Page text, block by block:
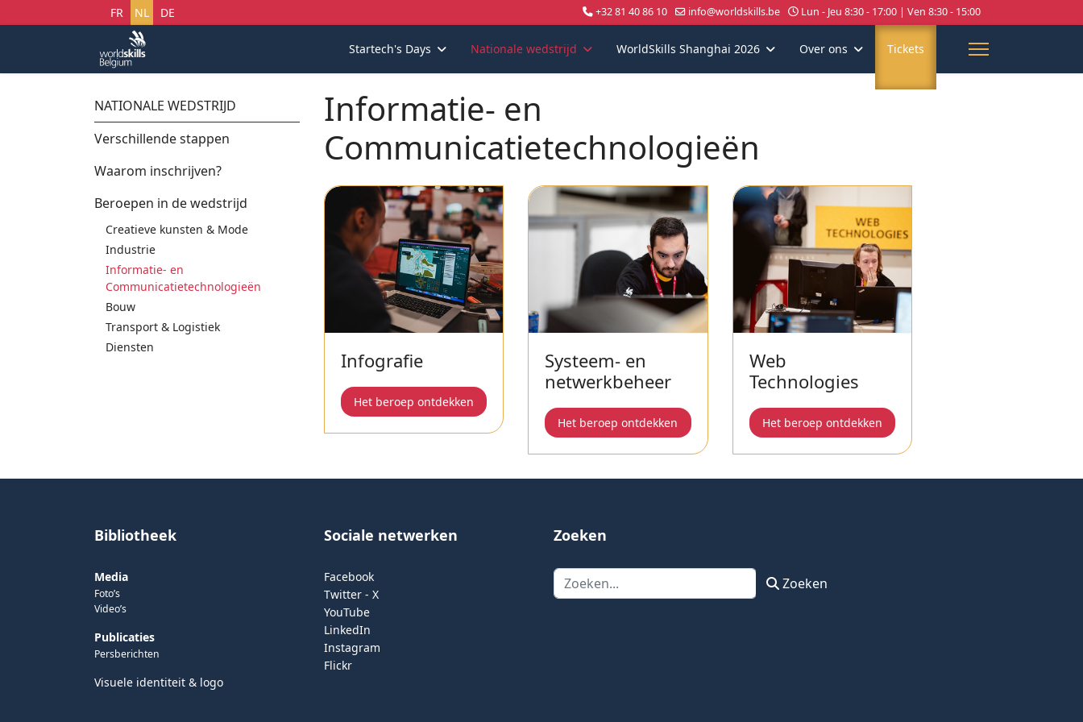
Selecteer uw taal
FR NL DE +32 81 40 86 10 info@worldskills.be Lun - Jeu 8:30 - 17:00 | Ven 8:30 - 15:00
Startech's Days Nationale wedstrijd WorldSkills Shanghai 2026 Over ons Tickets
NATIONALE WEDSTRIJD
Verschillende stappen
Waarom inschrijven?
Beroepen in de wedstrijd
Creatieve kunsten & Mode
Industrie
Informatie- en
Communicatietechnologieën
Bouw
Transport & Logistiek
Diensten
Informatie- en
Communicatietechnologieën
Infografie
Het beroep ontdekken
Systeem- en
netwerkbeheer
Het beroep ontdekken
Web
Technologies
Het beroep ontdekken
Bibliotheek
Media
Foto’s
Video’s
Publicaties
Persberichten
Visuele identiteit & logo
Sociale netwerken
Facebook
Twitter - X
YouTube
LinkedIn
Instagram
Flickr
Zoeken
Zoeken Zoeken